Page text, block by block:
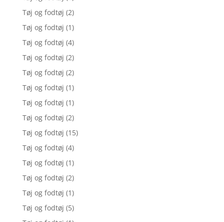
Tøj og fodtøj (2)
Tøj og fodtøj (1)
Tøj og fodtøj (4)
Tøj og fodtøj (2)
Tøj og fodtøj (2)
Tøj og fodtøj (1)
Tøj og fodtøj (1)
Tøj og fodtøj (2)
Tøj og fodtøj (15)
Tøj og fodtøj (4)
Tøj og fodtøj (1)
Tøj og fodtøj (2)
Tøj og fodtøj (1)
Tøj og fodtøj (5)